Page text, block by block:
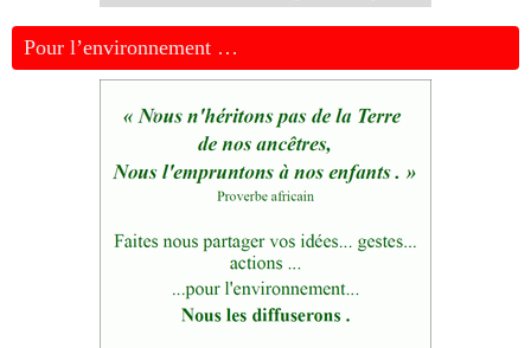
Pour l’environnement …